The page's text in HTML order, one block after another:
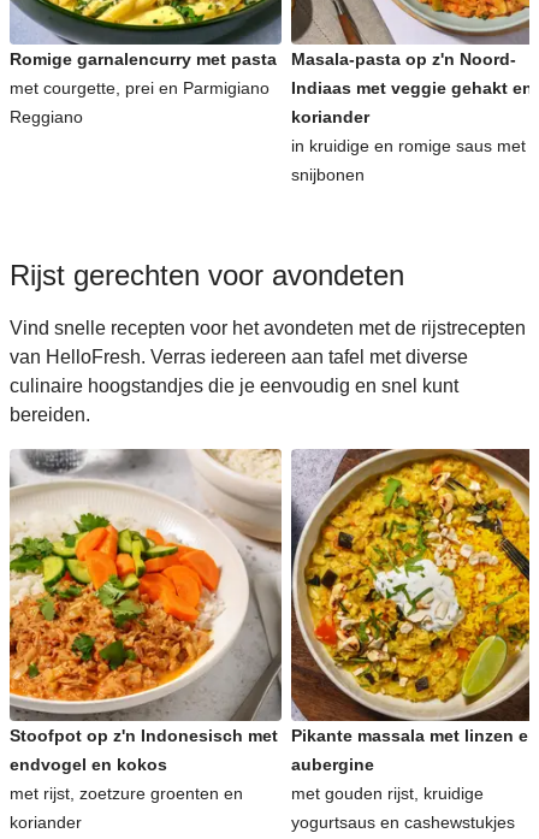
Romige garnalencurry met pasta
met courgette, prei en Parmigiano
Reggiano
Masala-pasta op z'n Noord-
Indiaas met veggie gehakt en
koriander
in kruidige en romige saus met
snijbonen
Rijst gerechten voor avondeten
Vind snelle recepten voor het avondeten met de rijstrecepten
van HelloFresh. Verras iedereen aan tafel met diverse
culinaire hoogstandjes die je eenvoudig en snel kunt
bereiden.
Stoofpot op z'n Indonesisch met
endvogel en kokos
met rijst, zoetzure groenten en
koriander
Pikante massala met linzen en
aubergine
met gouden rijst, kruidige
yogurtsaus en cashewstukjes